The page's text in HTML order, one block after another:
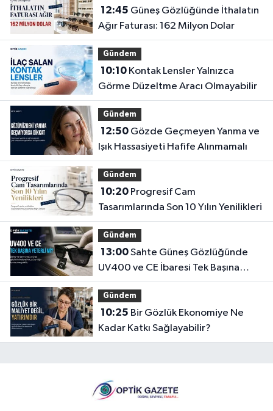
12:45
Ağır Faturası: 162 Milyon Dolar
Gündem
10:10Kontak Lensler Yalnızca
Görme Düzeltme Aracı Olmayabilir
Gündem
12:50Gözde Geçmeyen Yanma ve
Işık Hassasiyeti Hafife Alınmamalı
Gündem
10:20Progresif Cam
Tasarımlarında Son 10 Yılın Yenilikleri
Gündem
13:00Sahte Güneş Gözlüğünde
UV400 ve CE İbaresi Tek Başına
Yeterli mi?
Gündem
10:25
Kadar Katkı Sağlayabilir?